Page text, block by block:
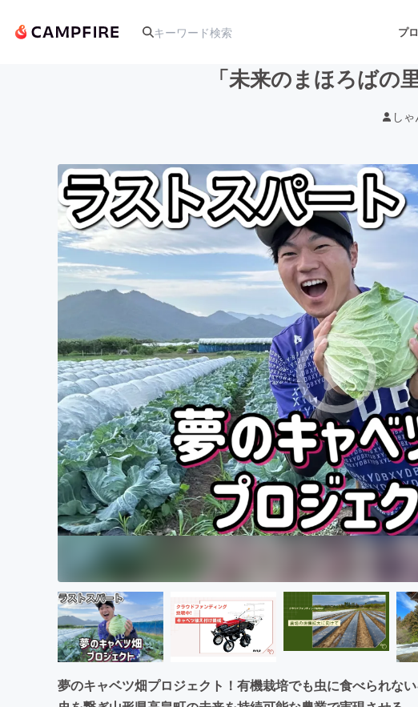
プ
アート・写真 音楽
テクノロジー・ガジェット
映像・映画 書籍・雑
ビジネス・起業 チャレ
まちづくり・地域活性化
「未来のまほろば
し
夢のキャベツ畑プロジェクト！有機栽培でも虫に食べられな